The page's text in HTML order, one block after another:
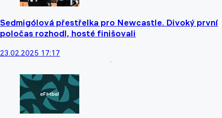
Sedmigólová přestřelka pro Newcastle. Divoký první
poločas rozhodl, hosté finišovali
23.02.2025 17:17